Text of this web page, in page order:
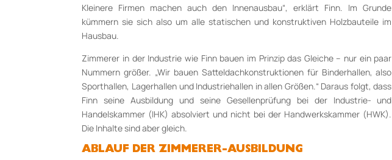
Kleinere Firmen machen auch den Innenausbau“, erklärt Finn. Im Grunde
kümmern sie sich also um alle statischen und konstruktiven Holzbauteile im
Hausbau.
Zimmerer in der Industrie wie Finn bauen im Prinzip das Gleiche – nur ein paar
Nummern größer. „Wir bauen Satteldachkonstruktionen für Binderhallen, also
Sporthallen, Lagerhallen und Industriehallen in allen Größen.“ Daraus folgt, dass
Finn seine Ausbildung und seine Gesellenprüfung bei der Industrie- und
Handelskammer (IHK) absolviert und nicht bei der Handwerkskammer (HWK).
Die Inhalte sind aber gleich.
ABLAUF DER ZIMMERER-AUSBILDUNG